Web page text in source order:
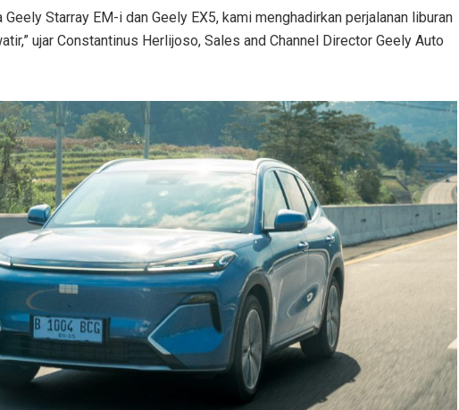
Starray EM-i dan Geely EX5, kami menghadirkan perjalanan liburan
ujar Constantinus Herlijoso, Sales and Channel Director Geely Auto